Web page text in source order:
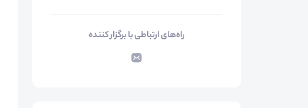
راه‌های ارتباطی با برگزار کننده